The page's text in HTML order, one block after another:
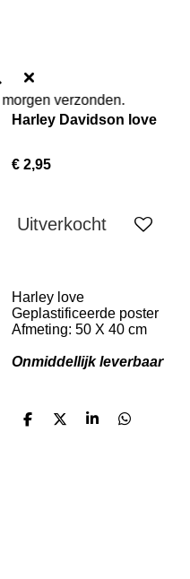
verzonden.
Harley Davidson love
€ 2,95
Uitverkocht
Harley love
Geplastificeerde poster
Afmeting: 50 X 40 cm
Onmiddellijk leverbaar
D
D
S
D